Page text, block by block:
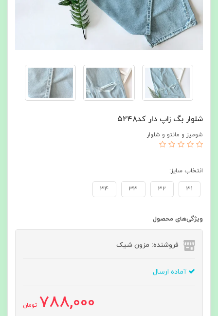
شلوار بگ زاپ دار کد۵۲۴۸
شومیز و مانتو و شلوار
انتخاب سایز:
31
32
33
34
ویژگی‌های محصول
فروشنده: مزون شیک
آماده ارسال
788,000 تومان